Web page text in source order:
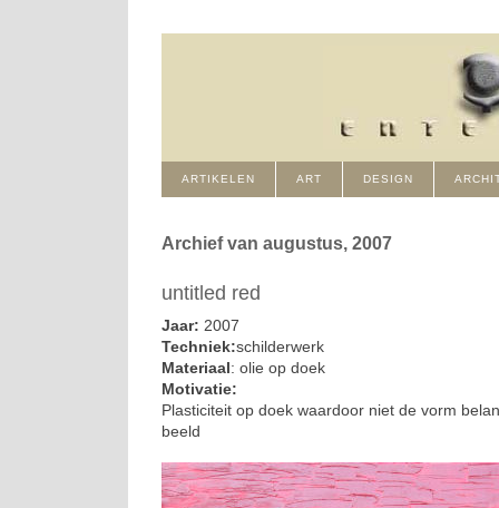
ARTIKELEN ART DESIGN
Archief van augustus, 2007
untitled red
Jaar: 2007
Techniek:schilderwerk
Materiaal : olie op doek
Motivatie:
Plasticiteit op doek waardoor niet de vorm
beeld